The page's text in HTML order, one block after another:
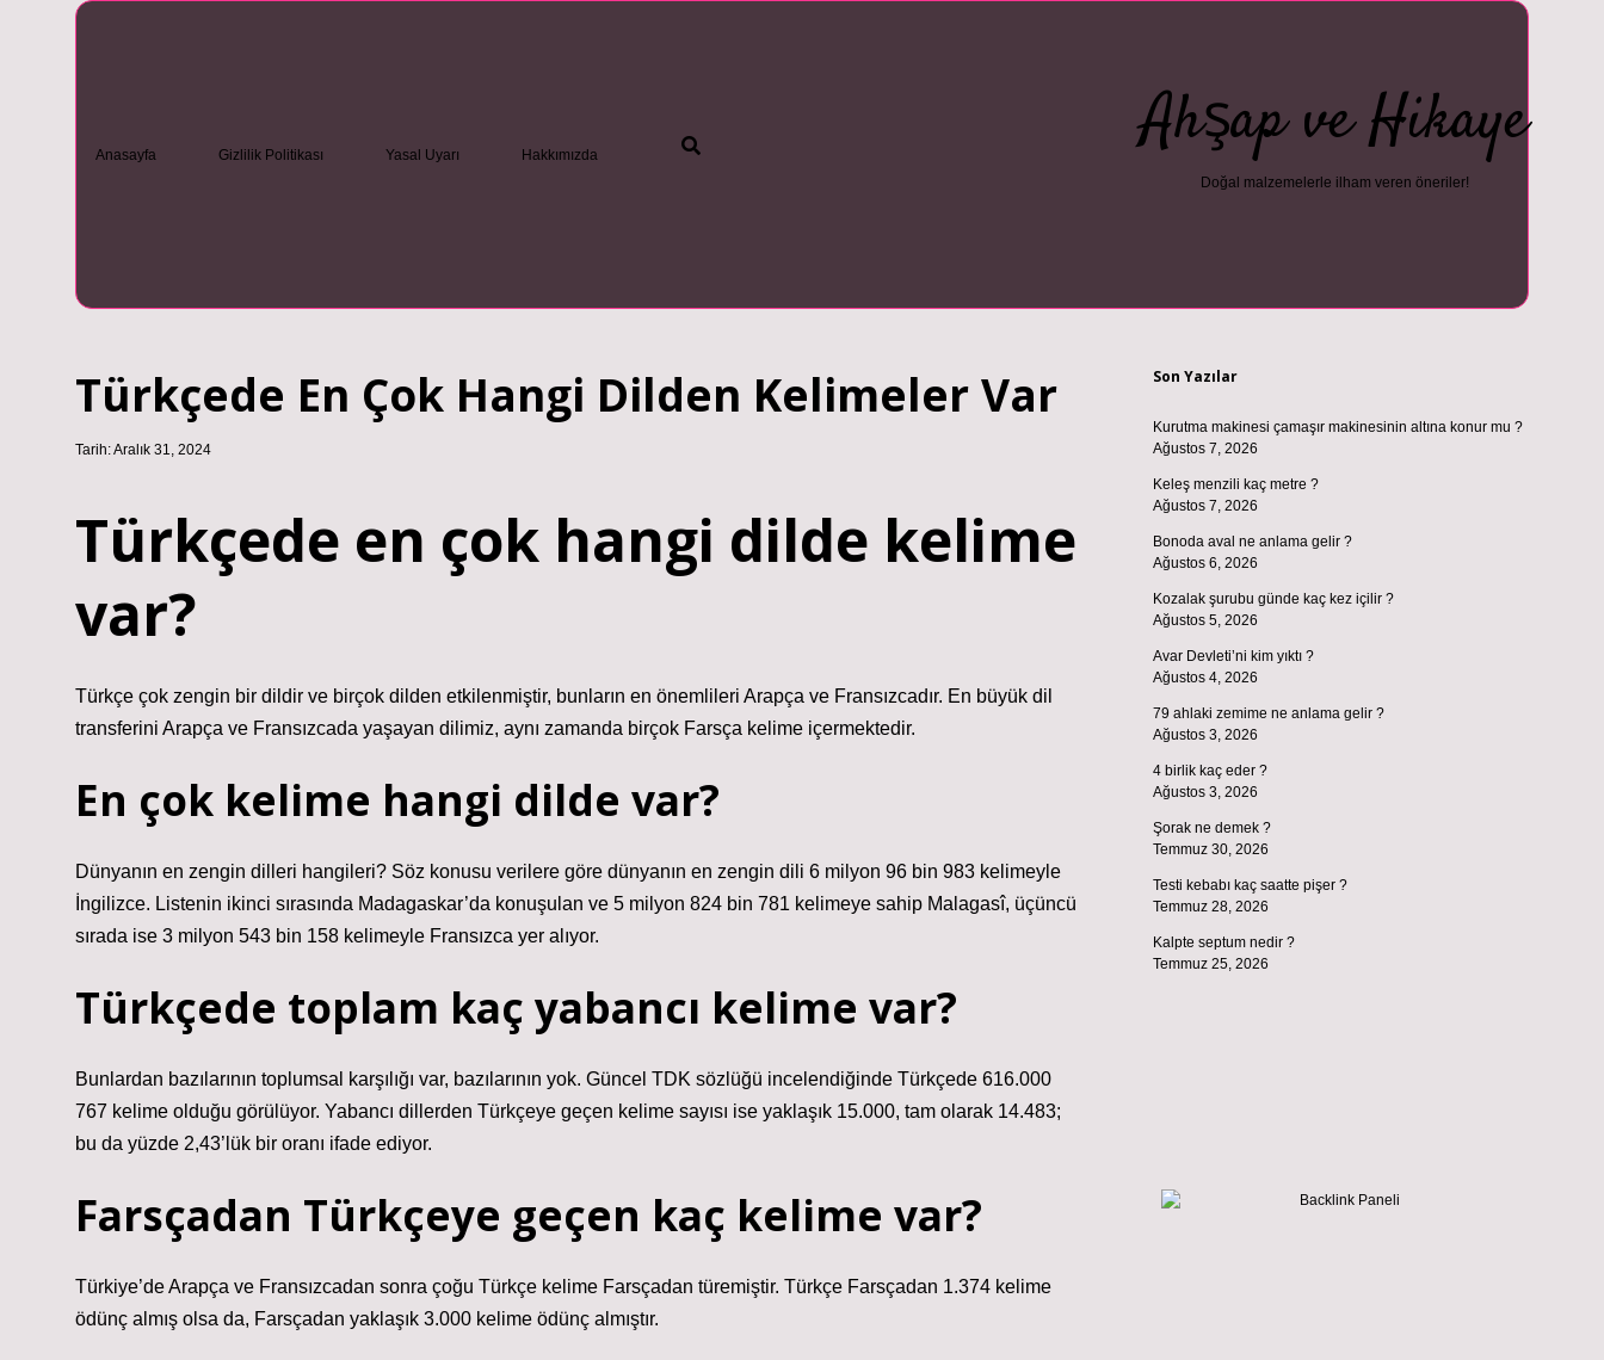
Anasayfa Gizlilik Politikası Yasal Uyarı Hakkımızda Ahşap ve Hikaye
Doğal malzemelerle ilham veren öneriler!
Türkçede En Çok Hangi Dilden Kelimeler Var
Tarih: Aralık 31, 2024
Türkçede en çok hangi dilde kelime
var?
Türkçe çok zengin bir dildir ve birçok dilden etkilenmiştir, bunların en önemlileri Arapça ve Fransızcadır. En büyük dil
transferini Arapça ve Fransızcada yaşayan dilimiz, aynı zamanda birçok Farsça kelime içermektedir.
En çok kelime hangi dilde var?
Dünyanın en zengin dilleri hangileri? Söz konusu verilere göre dünyanın en zengin dili 6 milyon 96 bin 983 kelimeyle
İngilizce. Listenin ikinci sırasında Madagaskar’da konuşulan ve 5 milyon 824 bin 781 kelimeye sahip Malagasî, üçüncü
sırada ise 3 milyon 543 bin 158 kelimeyle Fransızca yer alıyor.
Türkçede toplam kaç yabancı kelime var?
Bunlardan bazılarının toplumsal karşılığı var, bazılarının yok. Güncel TDK sözlüğü incelendiğinde Türkçede 616.000
767 kelime olduğu görülüyor. Yabancı dillerden Türkçeye geçen kelime sayısı ise yaklaşık 15.000, tam olarak 14.483;
bu da yüzde 2,43’lük bir oranı ifade ediyor.
Farsçadan Türkçeye geçen kaç kelime var?
Türkiye’de Arapça ve Fransızcadan sonra çoğu Türkçe kelime Farsçadan türemiştir. Türkçe Farsçadan 1.374 kelime
ödünç almış olsa da, Farsçadan yaklaşık 3.000 kelime ödünç almıştır.
Son Yazılar
Kurutma makinesi çamaşır makinesinin altına konur mu ?
Ağustos 7, 2026
Keleş menzili kaç metre ?
Ağustos 7, 2026
Bonoda aval ne anlama gelir ?
Ağustos 6, 2026
Kozalak şurubu günde kaç kez içilir ?
Ağustos 5, 2026
Avar Devleti’ni kim yıktı ?
Ağustos 4, 2026
79 ahlaki zemime ne anlama gelir ?
Ağustos 3, 2026
4 birlik kaç eder ?
Ağustos 3, 2026
Şorak ne demek ?
Temmuz 30, 2026
Testi kebabı kaç saatte pişer ?
Temmuz 28, 2026
Kalpte septum nedir ?
Temmuz 25, 2026